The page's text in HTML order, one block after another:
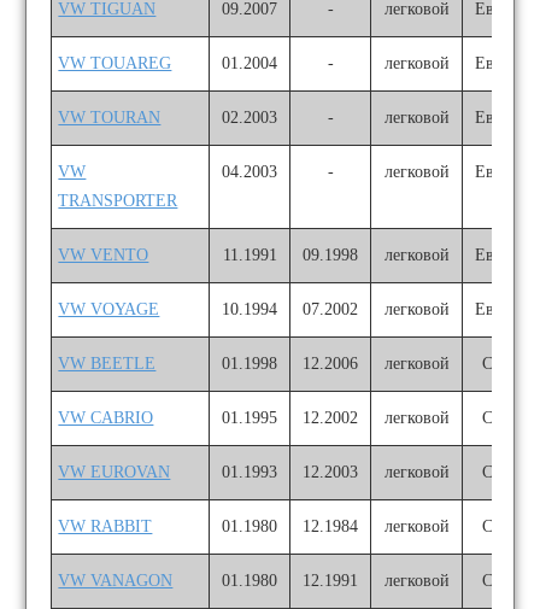
VW TIGUAN 09.2007 - легковой Европа
VW TOUAREG 01.2004 - легковой Европа
VW TOURAN 02.2003 - легковой Европа
VW
TRANSPORTER
04.2003 - легковой Европа
VW VENTO 11.1991 09.1998 легковой Европа
VW VOYAGE 10.1994 07.2002 легковой Европа
VW BEETLE 01.1998 12.2006 легковой США
VW CABRIO 01.1995 12.2002 легковой США
VW EUROVAN 01.1993 12.2003 легковой США
VW RABBIT 01.1980 12.1984 легковой США
VW VANAGON 01.1980 12.1991 легковой США